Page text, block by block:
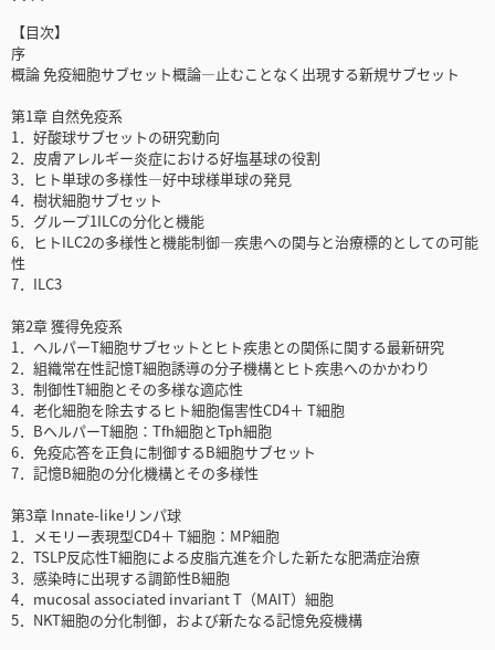
【目次】
序
概論 免疫細胞サブセット概論―止むことなく出現する新規サブセット
第1章 自然免疫系
1．好酸球サブセットの研究動向
2．皮膚アレルギー炎症における好塩基球の役割
3．ヒト単球の多様性―好中球様単球の発見
4．樹状細胞サブセット
5．グループ1ILCの分化と機能
6．ヒトILC2の多様性と機能制御―疾患への関与と治療標的としての可能
性
7．ILC3
第2章 獲得免疫系
1．ヘルパーT細胞サブセットとヒト疾患との関係に関する最新研究
2．組織常在性記憶T細胞誘導の分子機構とヒト疾患へのかかわり
3．制御性T細胞とその多様な適応性
4．老化細胞を除去するヒト細胞傷害性CD4＋ T細胞
5．BヘルパーT細胞：Tfh細胞とTph細胞
6．免疫応答を正負に制御するB細胞サブセット
7．記憶B細胞の分化機構とその多様性
第3章 Innate-likeリンパ球
1．メモリー表現型CD4＋ T細胞：MP細胞
2．TSLP反応性T細胞による皮脂亢進を介した新たな肥満症治療
3．感染時に出現する調節性B細胞
4．mucosal associated invariant T（MAIT）細胞
5．NKT細胞の分化制御，および新たなる記憶免疫機構